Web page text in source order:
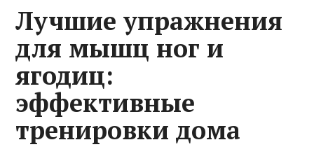
Лучшие упражнения
для мышц ног и
ягодиц:
эффективные
тренировки дома